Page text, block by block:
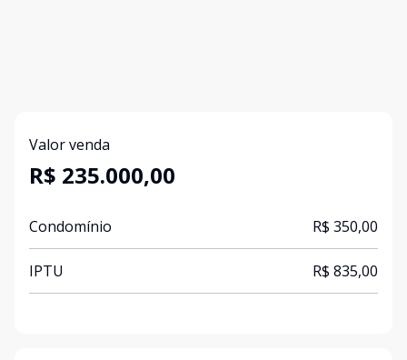
Valor venda
R$ 235.000,00
Condomínio R$ 350,00
IPTU R$ 835,00